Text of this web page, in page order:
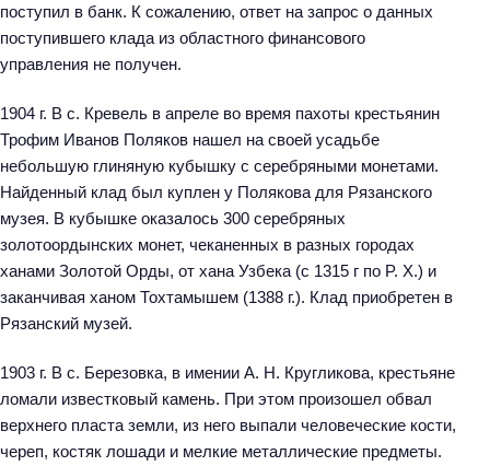
поступил в банк. К сожалению, ответ на запрос о данных
поступившего клада из областного финансового
управления не получен.
1904 г. В с. Кревель в апреле во время пахоты крестьянин
Трофим Иванов Поляков нашел на своей усадьбе
небольшую глиняную кубышку с серебряными монетами.
Найденный клад был куплен у Полякова для Рязанского
музея. В кубышке оказалось 300 серебряных
золотоордынских монет, чеканенных в разных городах
ханами Золотой Орды, от хана Узбека (с 1315 г по P. X.) и
заканчивая ханом Тохтамышем (1388 г.). Клад приобретен в
Рязанский музей.
1903 г. В с. Березовка, в имении А. Н. Кругликова, крестьяне
ломали известковый камень. При этом произошел обвал
верхнего пласта земли, из него выпали человеческие кости,
череп, костяк лошади и мелкие металлические предметы.